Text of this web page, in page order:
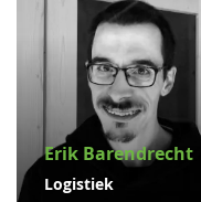
Erik Barendrecht
Logistiek